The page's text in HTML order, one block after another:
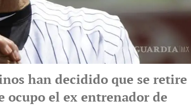
han decidido que se retire
ocupo el ex entrenador de